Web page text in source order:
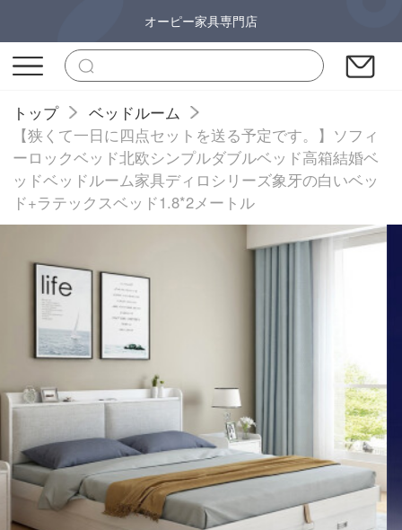
オーピー家具専門店
トップ
ベッドルーム
【狭くて一日に四点セットを送る予定です。】ソフィ
ーロックベッド北欧シンプルダブルベッド高箱結婚ベ
ッドベッドルーム家具ディロシリーズ象牙の白いベッ
ド+ラテックスベッド1.8*2メートル